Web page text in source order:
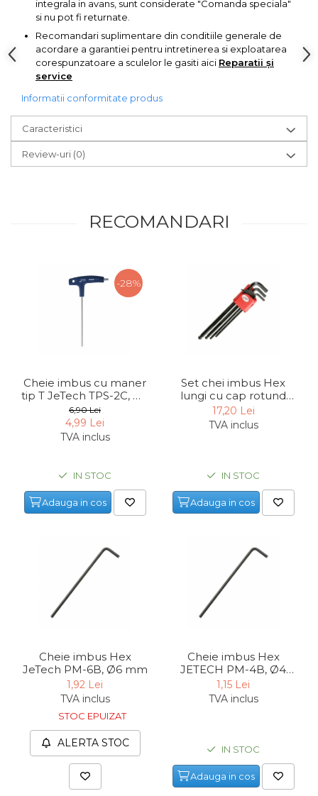
Suruburi si dibluri
Carlige de Ridicare
Manipulat Sticla
lemn
Aeroterme si Ventilatoare
Bormasini & Masini de Gaurit
Compresoare Auto
Masini de Ascutit Burghie
Dispozitive de taiat polistiren
Purificatoare de aer
integrala in avans, sunt considerate "Comanda speciala"
si nu pot fi returnate.
Recomandari suplimentare din conditiile generale de
acordare a garantiei pentru intretinerea si exploatarea
corespunzatoare a sculelor le gasiti aici Reparatii și
service
Informatii conformitate produs
Caracteristici
Review-uri (0)
RECOMANDARI
-28%
Cheie imbus cu maner
tip T JeTech TPS-2C, Ø2
mm
6,90 Lei
4,99 Lei
TVA inclus
IN STOC
Adauga in cos
Cheie imbus Hex
JeTech PM-6B, Ø6 mm
1,92 Lei
TVA inclus
STOC EPUIZAT
ALERTA STOC
Set chei imbus Hex
lungi cu cap rotund
JeTech BM-B9, 1.5-10
mm, 9 piese
17,20 Lei
TVA inclus
IN STOC
Adauga in cos
Cheie imbus Hex
JETECH PM-4B, Ø4
mm
1,15 Lei
TVA inclus
IN STOC
Adauga in cos